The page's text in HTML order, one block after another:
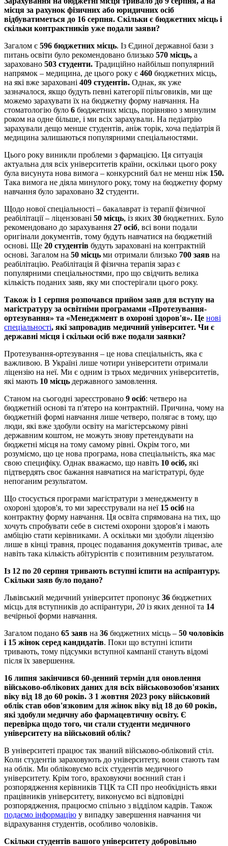
місця за рахунок фізичних або юридичних осіб
відбуватиметься до 16 серпня. Скільки є бюджетних місць і
скільки контрактників уже подали заяви?
Загалом є 596 бюджетних місць. Із Єдиної державної бази з
питань освіти було рекомендовано близько 570 місць, а
зараховано 503 студенти. Традиційно найбільш популярний
напрямок – медицина, де цього року є 460 бюджетних місць,
на які вже зараховані 409 студентів. Однак, як уже
зазначалося, якщо будуть певні категорії пільговиків, ми ще
можемо зарахувати їх на бюджетну форму навчання. На
стоматологію було 6 бюджетних місць, порівняно з минулим
роком на одне більше, і ми всіх зарахували. На педіатрію
зарахували дещо менше студентів, аніж торік, хоча педіатрія й
медицина залишаються популярними спеціальностями.
Цього року виникли проблеми з фармацією. Ця ситуація
актуальна для всіх університетів країни, оскільки цього року
була висунута нова вимога – конкурсний бал не менш ніж 150.
Така вимога не діяла минулого року, тому на бюджетну форму
навчання було зараховано 32 студенти.
Щодо нової спеціальності – бакалаврат із терапії фізичної
реабілітації – ліцензовані 50 місць, із яких 30 бюджетних. Було
рекомендовано до зарахування 27 осіб, всі вони подали
оригінали документів, тому будуть навчатися на бюджетній
основі. Ще 20 студентів будуть зараховані на контрактній
основі. Загалом на 50 місць ми отримали близько 700 заяв на
реабілітацію. Реабілітація й фізична терапія зараз є
популярними спеціальностями, про що свідчить велика
кількість поданих заяв, яку ми спостерігали цього року.
Також із 1 серпня розпочався прийом заяв для вступу на
магістратуру за освітніми програмами «Протезування-
ортезування» та «Менеджмент в охороні здоров'я». Це нові
спеціальності, які запровадив медичний університет. Чи є
державні місця і скільки осіб вже подали заявки?
Протезування-ортезування – це нова спеціальність, яка є
важливою. В Україні лише чотири університети отримали
ліцензію на неї. Ми є одним із трьох медичних університетів,
які мають 10 місць державного замовлення.
Станом на сьогодні зареєстровано 9 осіб: четверо на
бюджетній основі та п'ятеро на контрактній. Причина, чому на
бюджетній формі навчання лише четверо, полягає в тому, що
люди, які вже здобули освіту на магістерському рівні
державним коштом, не можуть знову претендувати на
бюджетні місця на тому самому рівні. Окрім того, ми
розуміємо, що це нова програма, нова спеціальність, яка має
свою специфіку. Однак вважаємо, що навіть 10 осіб, які
підтвердять своє бажання навчатися на магістратурі, буде
непоганим результатом.
Що стосується програми магістратури з менеджменту в
охороні здоров'я, то ми зареєстрували на неї 15 осіб на
контрактну форму навчання. Ця освіта спрямована на тих, що
хочуть спробувати себе в системі охорони здоров'я і мають
амбіцію стати керівниками. А оскільки ми здобули ліцензію
лише в кінці травня, процес подавання документів триває, але
навіть така кількість абітурієнтів є позитивним результатом.
Із 12 по 20 серпня тривають вступні іспити на аспірантуру.
Скільки заяв було подано?
Львівський медичний університет пропонує 36 бюджетних
місць для вступників до аспірантури, 20 із яких денної та 14
вечірньої форми навчання.
Загалом подано 65 заяв на 36 бюджетних місць – 50 чоловіків
і 15 жінок серед кандидатів. Поки що вступні іспити
тривають, тому підсумки вступної кампанії стануть відомі
після їх завершення.
16 липня закінчився 60-денний термін для оновлення
військово-облікових даних для всіх військовозобов'язаних
віку від 18 до 60 років. З 1 жовтня 2023 року військовий
облік став обов'язковим для жінок віку від 18 до 60 років,
які здобули медичну або фармацевтичну освіту. Є
перевірка щодо того, чи стали студенти медичного
університету на військовий облік?
В університеті працює так званий військово-обліковий стіл.
Коли студентів зараховують до університету, вони стають там
на облік. Ми обліковуємо всіх студентів медичного
університету. Крім того, враховуючи воєнний стан і
розпорядження керівників ТЦК та СП про необхідність явки
працівників університету, виконуємо всі відповідні
розпорядження, працюємо спільно з відділом кадрів. Також
подаємо інформацію у випадку завершення навчання чи
відрахування студентів, особливо чоловіків.
Скільки студентів вашого університету добровільно